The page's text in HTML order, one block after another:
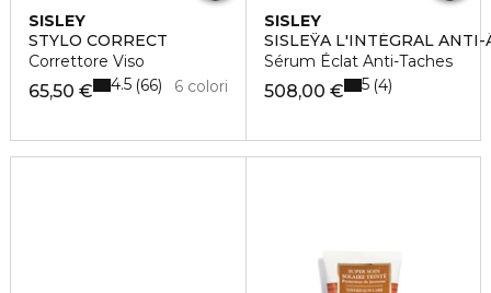
SISLEY
STYLO CORRECT
Correttore Viso
65,50 € 6 colori
4.5 66
SISLEY
SISLEŸA L'INTÉGRAL ANTI-
Sérum Éclat Anti-Taches
508,00 € 5 4